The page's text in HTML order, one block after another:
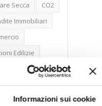
Informazioni sui cookie
Secca
CO2
Immobiliari
Edilizie
Firenze
Green Party
Formali